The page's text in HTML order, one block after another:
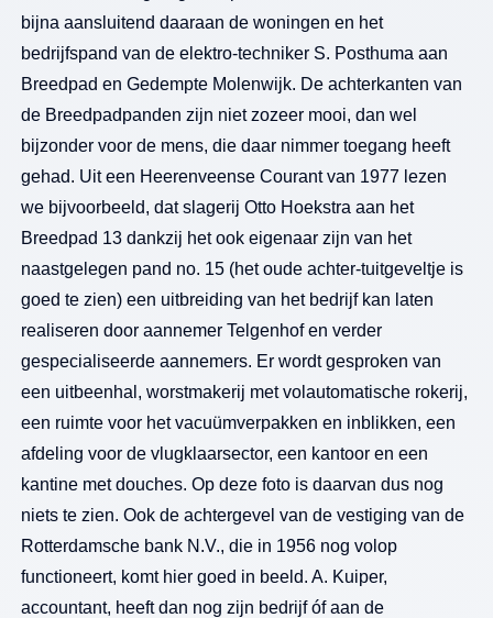
bijna aansluitend daaraan de woningen en het
bedrijfspand van de elektro-techniker S. Posthuma aan
Breedpad en Gedempte Molenwijk. De achterkanten van
de Breedpadpanden zijn niet zozeer mooi, dan wel
bijzonder voor de mens, die daar nimmer toegang heeft
gehad. Uit een Heerenveense Courant van 1977 lezen
we bijvoorbeeld, dat slagerij Otto Hoekstra aan het
Breedpad 13 dankzij het ook eigenaar zijn van het
naastgelegen pand no. 15 (het oude achter-tuitgeveltje is
goed te zien) een uitbreiding van het bedrijf kan laten
realiseren door aannemer Telgenhof en verder
gespecialiseerde aannemers. Er wordt gesproken van
een uitbeenhal, worstmakerij met volautomatische rokerij,
een ruimte voor het vacuümverpakken en inblikken, een
afdeling voor de vlugklaarsector, een kantoor en een
kantine met douches. Op deze foto is daarvan dus nog
niets te zien. Ook de achtergevel van de vestiging van de
Rotterdamsche bank N.V., die in 1956 nog volop
functioneert, komt hier goed in beeld. A. Kuiper,
accountant, heeft dan nog zijn bedrijf óf aan de